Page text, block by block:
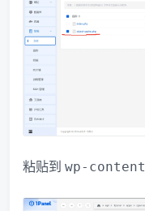
粘贴到 wp-content